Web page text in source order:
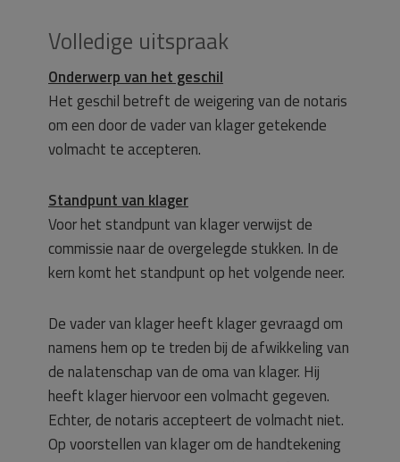
Volledige uitspraak
Onderwerp van het geschil
Het geschil betreft de weigering van de notaris
om een door de vader van klager getekende
volmacht te accepteren.
Standpunt van klager
Voor het standpunt van klager verwijst de
commissie naar de overgelegde stukken. In de
kern komt het standpunt op het volgende neer.
De vader van klager heeft klager gevraagd om
namens hem op te treden bij de afwikkeling van
de nalatenschap van de oma van klager. Hij
heeft klager hiervoor een volmacht gegeven.
Echter, de notaris accepteert de volmacht niet.
Op voorstellen van klager om de handtekening